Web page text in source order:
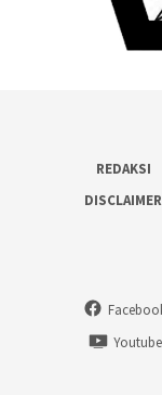
REDAKSI
DISCLAIMER
Youtube